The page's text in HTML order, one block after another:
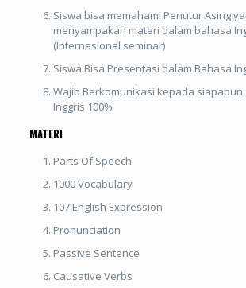
Siswa bisa memahami Penutur Asing
menyampakan materi dalam bahasa
(Internasional seminar)
Siswa Bisa Presentasi dalam Bahasa
Wajib Berkomunikasi kepada siapapun
Inggris 100%
MATERI
Parts Of Speech
1000 Vocabulary
107 English Expression
Pronunciation
Passive Sentence
Causative Verbs